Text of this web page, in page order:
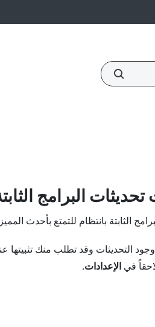
البرامج
الثابتة بانتظام للتمتع بأحدث
التحديثات وقد تطلب منك تثبيتها
في الإعدادات.